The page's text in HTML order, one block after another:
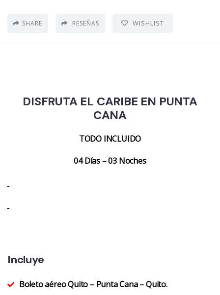
SHARE RESEÑAS WISHLIST
DISFRUTA EL CARIBE EN PUNTA
CANA
TODO INCLUIDO
04 Días – 03 Noches
Incluye
Boleto aéreo Quito – Punta Cana – Quito.